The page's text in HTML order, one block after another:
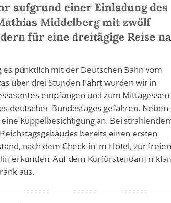
aufgrund einer Einladung des
Middelberg mit zwölf
für eine dreitägige Reise
pünktlich mit der Deutschen Bahn vom
über drei Stunden Fahrt wurden wir in
empfangen und zum Mittagessen
deutschen Bundestages gefahren. Neben
Kuppelbesichtigung an. Bei
bereits einen ersten
nach dem Check-in im Hotel, zur freien
erkunden. Auf dem Kurfürstendamm
aus.